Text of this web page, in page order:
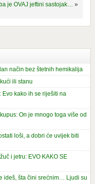
je OVAJ jeftini sastojak… »
način bez štetnih hemikalija
ili stanu
kako ih se riješiti na
On je mnogo toga više od
loši, a dobri će uvijek biti
i jetru: EVO KAKO SE
ideš, šta čini srećnim… Ljudi su